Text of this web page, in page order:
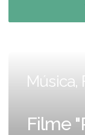
Música,
Filme